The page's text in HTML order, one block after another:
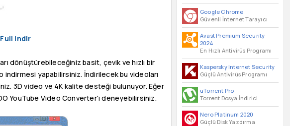
Google Chrome
Güvenli İnternet Tarayıcı
Avast Premium Security
2024
En Hızlı Antivirüs Programı
Kaspersky Internet Security
Güçlü Antivirüs Programı
uTorrent Pro
Torrent Dosya İndirici
Nero Platinum 2020
Güçlü Disk Yazdırma
indir
dönüştürebileceğiniz basit, çevik ve hızlı bir
indirmesi yapabilirsiniz. İndirilecek bu videoları
3D video ve 4K kalite desteği bulunuyor. Eğer
YouTube Video Converter'ı deneyebilirsiniz.